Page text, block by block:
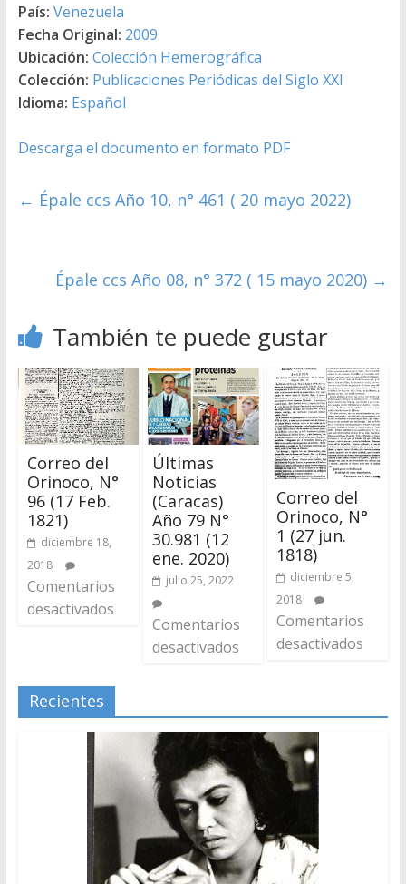
País: Venezuela
Fecha Original: 2009
Ubicación: Colección Hemerográfica
Colección: Publicaciones Periódicas del Siglo XXI
Idioma: Español
Descarga el documento en formato PDF
← Épale ccs Año 10, n° 461 ( 20 mayo 2022)
Épale ccs Año 08, n° 372 ( 15 mayo 2020) →
También te puede gustar
Correo del
Orinoco, N°
96 (17 Feb.
1821)
diciembre 18,
2018
Comentarios
desactivados
Últimas
Noticias
(Caracas)
Año 79 N°
30.981 (12
ene. 2020)
julio 25, 2022
Comentarios
desactivados
Correo del
Orinoco, N°
1 (27 jun.
1818)
diciembre 5,
2018
Comentarios
desactivados
Recientes